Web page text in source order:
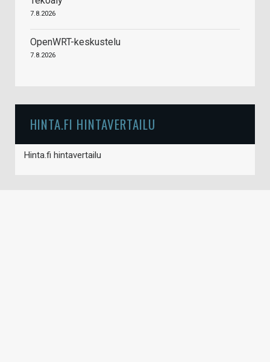
7.8.2026
OpenWRT-keskustelu
7.8.2026
HINTA.FI HINTAVERTAILU
Hinta.fi hintavertailu